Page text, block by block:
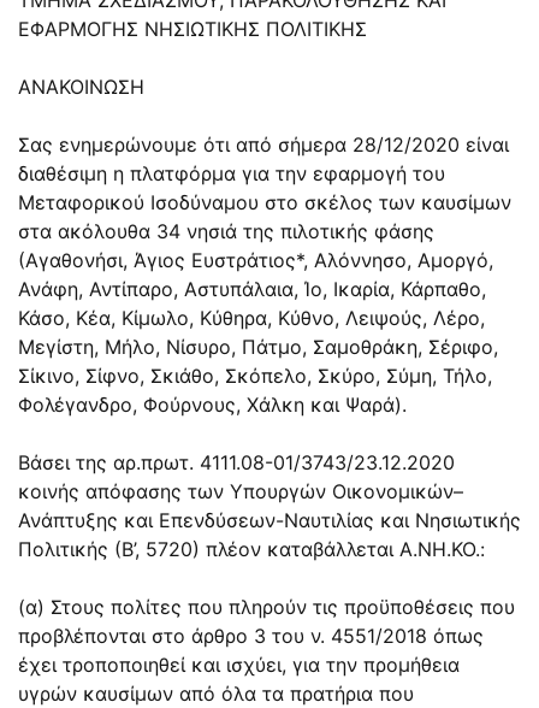
ΕΦΑΡΜΟΓΗΣ ΝΗΣΙΩΤΙΚΗΣ ΠΟΛΙΤΙΚΗΣ
ΑΝΑΚΟΙΝΩΣΗ
Σας ενημερώνουμε ότι από σήμερα 28/12/2020 είναι
διαθέσιμη η πλατφόρμα για την εφαρμογή του
Μεταφορικού Ισοδύναμου στο σκέλος των καυσίμων
στα ακόλουθα 34 νησιά της πιλοτικής φάσης
(Αγαθονήσι, Άγιος Ευστράτιος*, Αλόννησο, Αμοργό,
Ανάφη, Αντίπαρο, Αστυπάλαια, Ίο, Ικαρία, Κάρπαθο,
Κάσο, Κέα, Κίμωλο, Κύθηρα, Κύθνο, Λειψούς, Λέρο,
Μεγίστη, Μήλο, Νίσυρο, Πάτμο, Σαμοθράκη, Σέριφο,
Σίκινο, Σίφνο, Σκιάθο, Σκόπελο, Σκύρο, Σύμη, Τήλο,
Φολέγανδρο, Φούρνους, Χάλκη και Ψαρά).
Βάσει της αρ.πρωτ. 4111.08-01/3743/23.12.2020
κοινής απόφασης των Υπουργών Οικονομικών–
Ανάπτυξης και Επενδύσεων-Ναυτιλίας και Νησιωτικής
Πολιτικής (Β’, 5720) πλέον καταβάλλεται Α.ΝΗ.ΚΟ.:
(α) Στους πολίτες που πληρούν τις προϋποθέσεις που
προβλέπονται στο άρθρο 3 του ν. 4551/2018 όπως
έχει τροποποιηθεί και ισχύει, για την προμήθεια
υγρών καυσίμων από όλα τα πρατήρια που